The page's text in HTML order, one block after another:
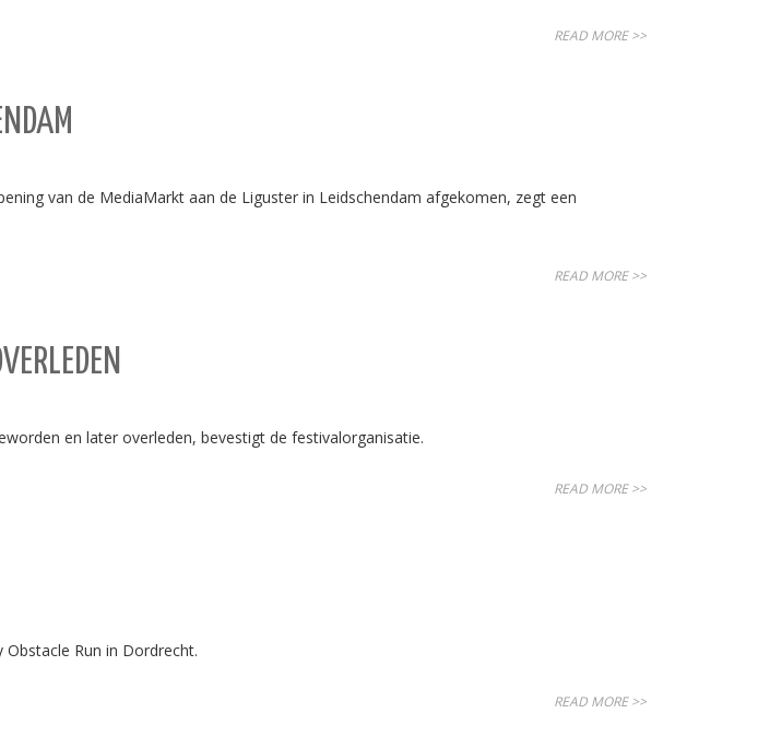
READ MORE >>
van de MediaMarkt aan de Liguster in Leidschendam afgekomen, zegt een
READ MORE >>
en later overleden, bevestigt de festivalorganisatie.
READ MORE >>
Run in Dordrecht.
READ MORE >>